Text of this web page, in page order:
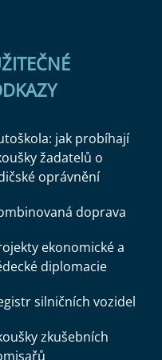
jak probíhají
žadatelů o
oprávnění
doprava
ekonomické a
diplomacie
silničních vozidel
zkušebních